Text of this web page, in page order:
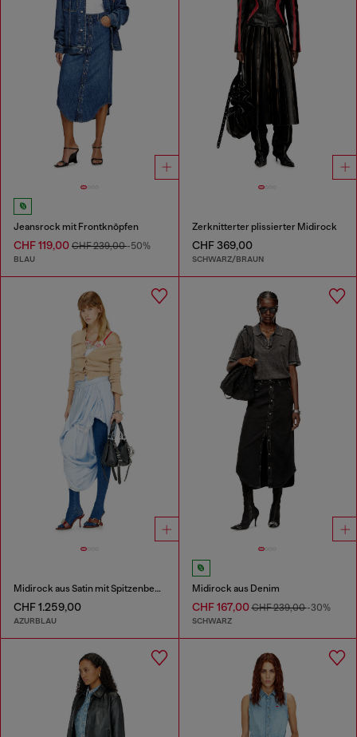
Jeansrock mit Frontknöpfen
CHF 119,00 CHF 239,00-50%
BLAU
Zerknitterter plissierter Midirock
CHF 369,00
SCHWARZ/BRAUN
Midirock aus Satin mit Spitzenbesatz
CHF 1.259,00
AZURBLAU
Midirock aus Denim
CHF 167,00CHF 239,00-30%
SCHWARZ